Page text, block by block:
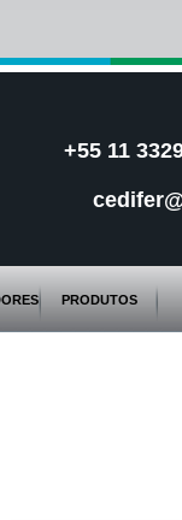
+55 11
PRODUTOS